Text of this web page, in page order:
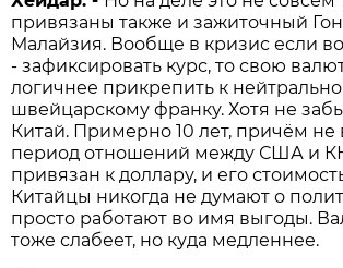
привязаны также и зажиточный
Малайзия. Вообще в кризис если
- зафиксировать курс, то свою
логичнее прикрепить к
швейцарскому франку. Хотя не
Китай. Примерно 10 лет, причём
период отношений между США и
привязан к доллару, и его
Китайцы никогда не думают о
просто работают во имя выгоды.
тоже слабеет, но куда медленнее.